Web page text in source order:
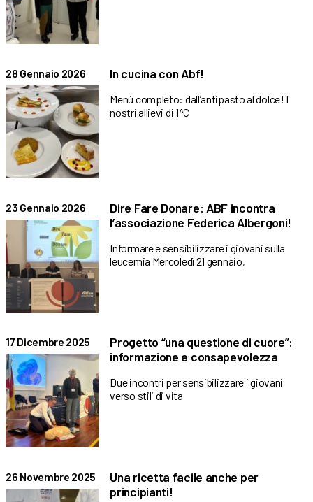
28 Gennaio 2026 In cucina con Abf!
Menù completo: dall’antipasto al dolce! I
nostri allievi di 1^C
23 Gennaio 2026
Dire Fare Donare: ABF incontra
l’associazione Federica Albergoni!
Informare e sensibilizzare i giovani sulla
leucemia Mercoledì 21 gennaio,
17 Dicembre 2025
Progetto “una questione di cuore”:
informazione e consapevolezza
Due incontri per sensibilizzare i giovani
verso stili di vita
26 Novembre 2025
Una ricetta facile anche per
principianti!